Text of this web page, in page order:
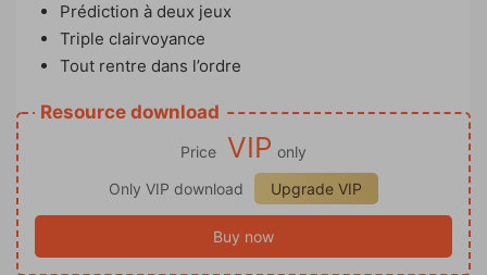
Prédiction à deux jeux
Triple clairvoyance
Tout rentre dans l’ordre
Resource download
Price VIP only
Only VIP download
Upgrade VIP
Buy now